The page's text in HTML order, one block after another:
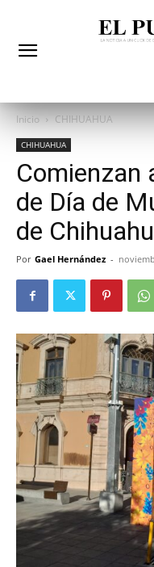
Inicio CHIHUAHUA
CHIHUAHUA
Comienzan
de Día de
de
Por Gael Hernández -